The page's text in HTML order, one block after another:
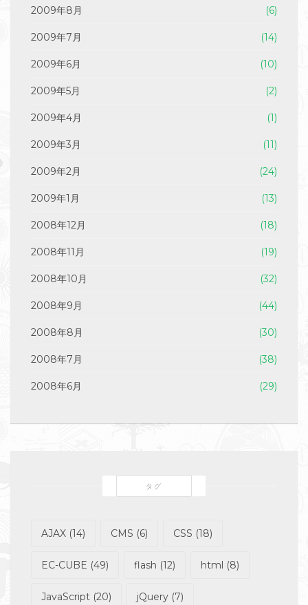
2009年8月 (6)
2009年7月 (14)
2009年6月 (10)
2009年5月 (2)
2009年4月 (1)
2009年3月 (11)
2009年2月 (24)
2009年1月 (13)
2008年12月 (18)
2008年11月 (19)
2008年10月 (32)
2008年9月 (44)
2008年8月 (30)
2008年7月 (38)
2008年6月 (29)
タグ
AJAX (14) CMS (6) CSS (18)
EC-CUBE (49) flash (12) html (8)
JavaScript (20) jQuery (7)